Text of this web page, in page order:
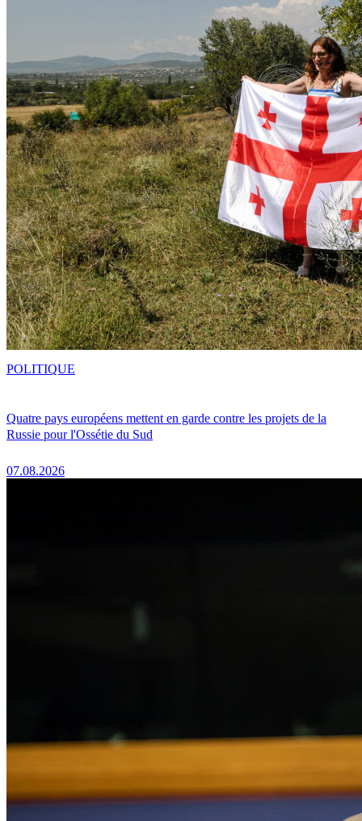
Quatre pays européens mettent en garde contre les projets de la
Russie pour l'Ossétie du Sud
07.08.2026
POLITIQUE